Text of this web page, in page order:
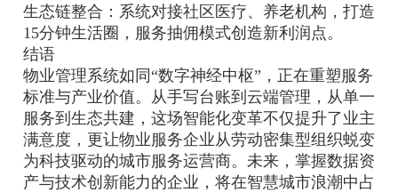
‌生态链整合‌：系统对接社区医疗、养老机构，打造
15分钟生活圈，服务抽佣模式创造新利润点‌。
‌结语‌
物业管理系统如同“数字神经中枢”，正在重塑服务
标准与产业价值。从手写台账到云端管理，从单一
服务到生态共建，这场智能化变革不仅提升了业主
满意度，更让物业服务企业从劳动密集型组织蜕变
为科技驱动的城市服务运营商。未来，掌握数据资
产与技术创新能力的企业，将在智慧城市浪潮中占